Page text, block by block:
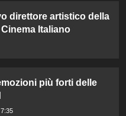
direttore artistico della
Italiano
più forti delle